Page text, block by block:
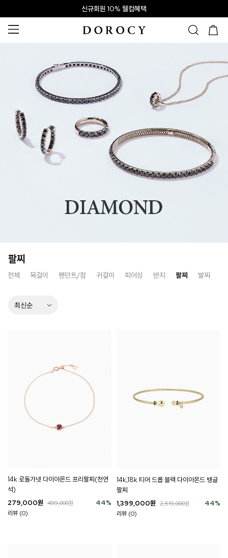
신규회원 10% 웰컴혜택
팔찌
전체 목걸이 펜던트/참 귀걸이 피어싱 반지 팔찌 발찌
14k 로돌가넷 다이아몬드 프리팔찌(천연
석)
44%
279,000원 499,000원
리뷰 (0)
14k,18k 티어 드롭 블랙 다이아몬드 뱅글
팔찌
44%
1,399,000원 2,519,000원
리뷰 (0)